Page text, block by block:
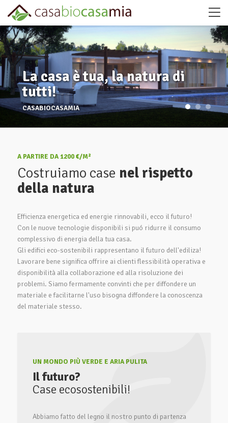
La casa è tua, la natura di
tutti!
CASABIOCASAMIA
A PARTIRE DA 1200 €/M²
Costruiamo case nel rispetto
della natura
Efficienza energetica ed energie rinnovabili, ecco il futuro!
Con le nuove tecnologie disponibili si puó ridurre il consumo
complessivo di energia della tua casa.
Gli edifici eco-sostenibili rappresentano il futuro dell'ediliza!
Lavorare bene significa offrire ai clienti flessibilità operativa e
disponibilità alla collaborazione ed alla risoluzione dei
problemi. Siamo fermamente convinti che per diffondere un
materiale e facilitarne l'uso bisogna diffondere la conoscenza
del materiale stesso.
UN MONDO PIÙ VERDE E ARIA PULITA
Il futuro?
Case ecosostenibili!
Abbiamo fatto del legno il nostro punto di partenza